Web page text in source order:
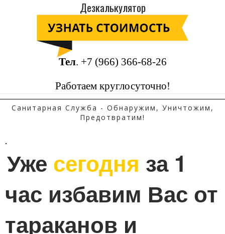
Дезкалькулятор
Тел. +7 (966) 366-68-26
Работаем круглосуточно!
Санитарная Служба - Обнаружим, Уничтожим,
Предотвратим!
.
Уже сегодня за 1
час избавим Вас от
тараканов и